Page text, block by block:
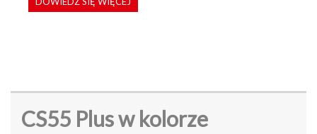
CS55 Plus w kolorze